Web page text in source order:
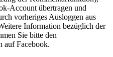
Account übertragen und
vorheriges Ausloggen aus
Information bezüglich der
Sie bitte den
auf Facebook.